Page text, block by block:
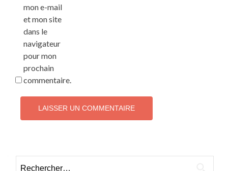
mon e-mail
et mon site
dans le
navigateur
pour mon
prochain
commentaire.